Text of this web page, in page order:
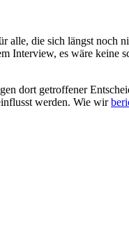
die sich längst noch
es wäre keine
dort getroffener
werden. Wie wir